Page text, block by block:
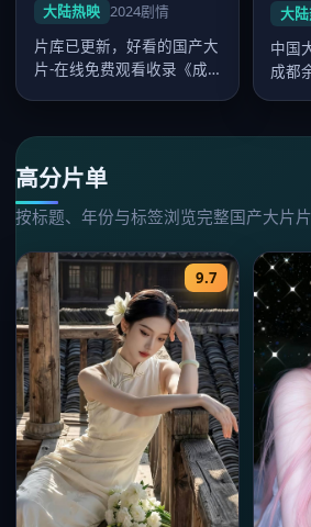
大陆热映 2024剧情
片库已更新，好看的国产大
片-在线免费观看收录《成
大
中国
成都
高分片单
按标题、年份与标签浏览完整国产大片
9.7